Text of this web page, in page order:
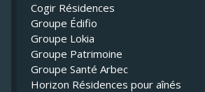
Cogir Résidences
Groupe Édifio
Groupe Lokia
Groupe Patrimoine
Groupe Santé Arbec
Horizon Résidences pour aînés